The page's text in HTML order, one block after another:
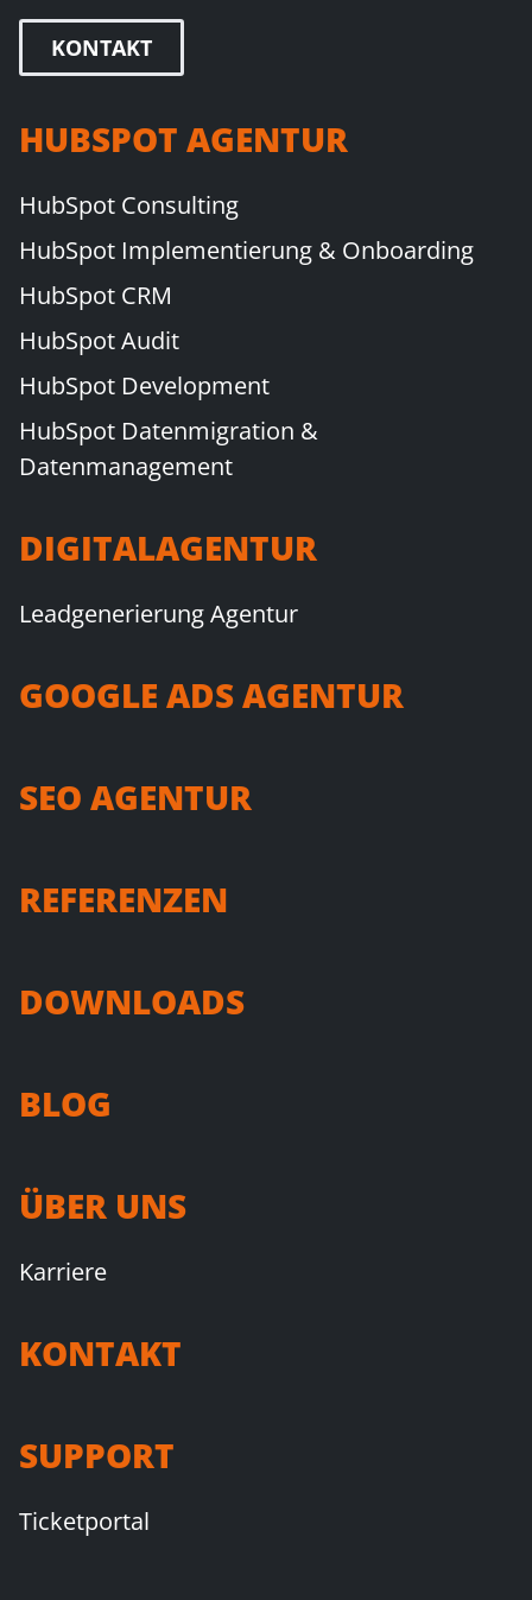
KONTAKT
HUBSPOT AGENTUR
HubSpot Consulting
HubSpot Implementierung & Onboarding
HubSpot CRM
HubSpot Audit
HubSpot Development
HubSpot Datenmigration &
Datenmanagement
DIGITALAGENTUR
Leadgenerierung Agentur
GOOGLE ADS AGENTUR
SEO AGENTUR
REFERENZEN
DOWNLOADS
BLOG
ÜBER UNS
Karriere
KONTAKT
SUPPORT
Ticketportal